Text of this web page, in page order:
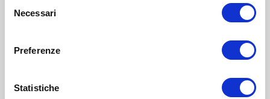
delNecessari
Preferenze
Statistiche